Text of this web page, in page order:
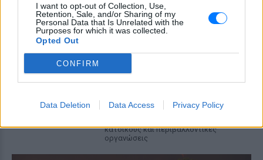
I want to opt-out of Collection, Use,
Retention, Sale, and/or Sharing of my
Personal Data that Is Unrelated with the
Purposes for which it was collected.
Opted Out
CONFIRM
Data Deletion Data Access Privacy Policy
συνδρομή παρέχουν υδροφόρες και
μηχανήματα έργου ΟΤΑ.
Ποια χώρα έχτισε τσιμεντένιο
γιατί διχάζει
Επένδυσε πάνω από 12 δισ. δολάρια σε
ένα γιγαντιαίο παράκτιο τείχος που
κατοίκους και περιβαλλοντικές
οργανώσεις